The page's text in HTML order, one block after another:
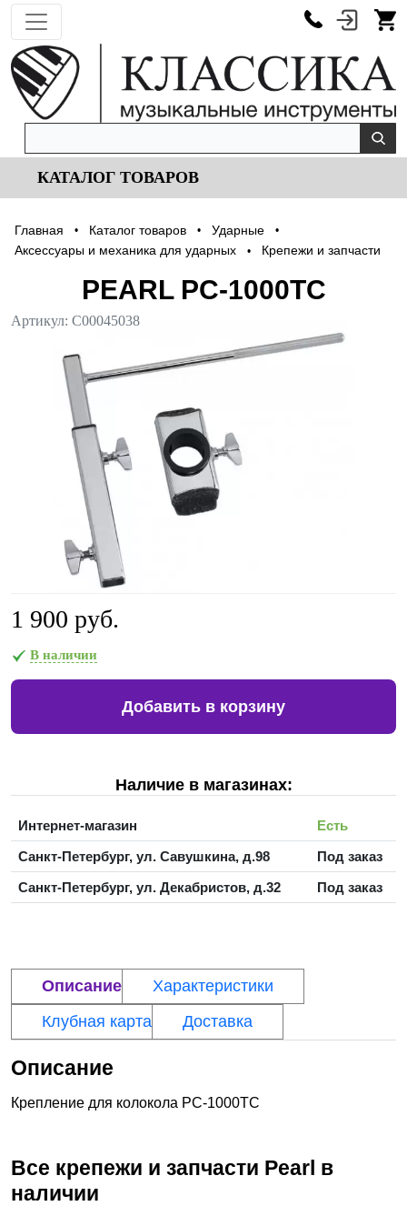
КАТАЛОГ ТОВАРОВ
Главная • Каталог товаров • Ударные •
Аксессуары и механика для ударных • Крепежи и запчасти
PEARL PC-1000TC
Артикул: С00045038
1 900 руб.
В наличии
Добавить в корзину
Наличие в магазинах:
Интернет-магазин
Есть
Санкт-Петербург, ул. Савушкина, д.98
Под заказ
Санкт-Петербург, ул. Декабристов, д.32
Под заказ
Описание
Характеристики
Клубная карта
Доставка
Описание
Крепление для колокола PC-1000TC
Все крепежи и запчасти Pearl в
наличии